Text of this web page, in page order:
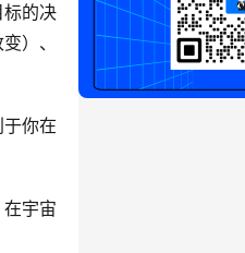
的决
）、
你在
宇宙